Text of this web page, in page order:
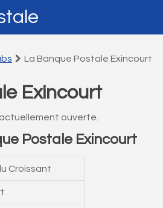
La Banque Postale Exincourt
Exincourt
ouverte.
Postale Exincourt
Croissant